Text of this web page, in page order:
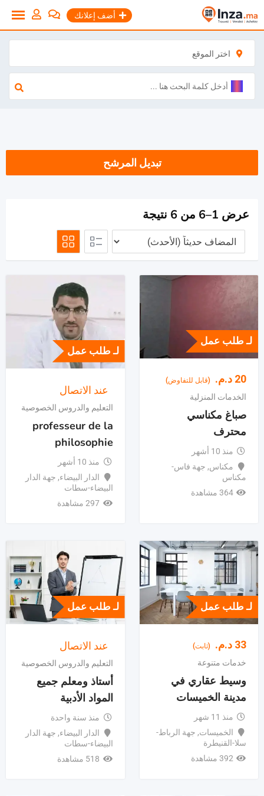
إلى
المحتوى
أضف إعلانك
اختر الموقع
تبديل المرشح
عرض 1–6 من 6 نتيجة
لـ طلب عمل
20 د.م. (قابل للتفاوض)
الخدمات المنزلية
صباغ مكناسي
محترف
منذ 10 أشهر
مكناس, جهة فاس-
مكناس
364 مشاهدة
لـ طلب عمل
عند الاتصال
التعليم والدروس الخصوصية
professeur de la
philosophie
منذ 10 أشهر
الدار البيضاء, جهة الدار
البيضاء-سطات
297 مشاهدة
لـ طلب عمل
33 د.م. (ثابت)
خدمات متنوعة
وسيط عقاري في
مدينة الخميسات
منذ 11 شهر
الخميسات, جهة الرباط-
سلا-القنيطرة
392 مشاهدة
لـ طلب عمل
عند الاتصال
التعليم والدروس الخصوصية
أستاذ ومعلم جميع
المواد الأدبية
منذ سنة واحدة
الدار البيضاء, جهة الدار
البيضاء-سطات
518 مشاهدة